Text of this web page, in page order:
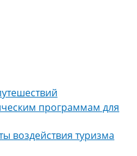
программам для
воздействия туризма